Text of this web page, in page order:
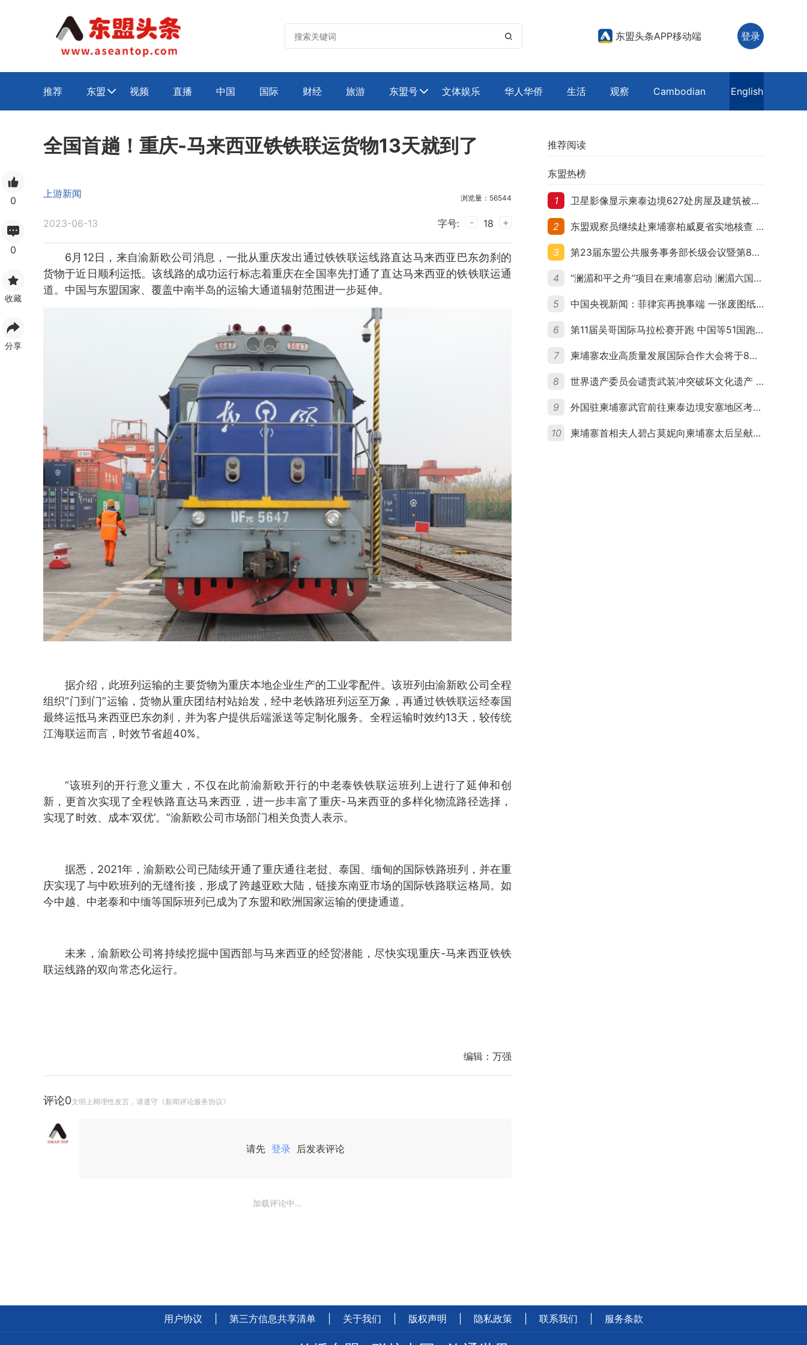
 东盟头条APP移动端 登录
推荐 东盟  视频 直播 中国 国际 财经 旅游 东盟号 文体娱乐 华人华侨 生活 观察 Cambodian English
0
0
收藏
分享
全国首趟！重庆-马来西亚铁铁联运货物13天就到了
上游新闻 浏览量：56544
2023-06-13 字号: - 18 +
6月12日，来自渝新欧公司消息，一批从重庆发出通过铁铁联运线路直达马来西亚巴东勿刹的
货物于近日顺利运抵。该线路的成功运行标志着重庆在全国率先打通了直达马来西亚的铁铁联运通
道。中国与东盟国家、覆盖中南半岛的运输大通道辐射范围进一步延伸。
据介绍，此班列运输的主要货物为重庆本地企业生产的工业零配件。该班列由渝新欧公司全程
组织“门到门”运输，货物从重庆团结村站始发，经中老铁路班列运至万象，再通过铁铁联运经泰国
最终运抵马来西亚巴东勿刹，并为客户提供后端派送等定制化服务。全程运输时效约13天，较传统
江海联运而言，时效节省超40%。
“该班列的开行意义重大，不仅在此前渝新欧开行的中老泰铁铁联运班列上进行了延伸和创
新，更首次实现了全程铁路直达马来西亚，进一步丰富了重庆-马来西亚的多样化物流路径选择，
实现了时效、成本‘双优’。”渝新欧公司市场部门相关负责人表示。
据悉，2021年，渝新欧公司已陆续开通了重庆通往老挝、泰国、缅甸的国际铁路班列，并在重
庆实现了与中欧班列的无缝衔接，形成了跨越亚欧大陆，链接东南亚市场的国际铁路联运格局。如
今中越、中老泰和中缅等国际班列已成为了东盟和欧洲国家运输的便捷通道。
未来，渝新欧公司将持续挖掘中国西部与马来西亚的经贸潜能，尽快实现重庆-马来西亚铁铁
联运线路的双向常态化运行。
编辑： 万强
评论0文明上网理性发言，请遵守《新闻评论服务协议》
请先 登录 后发表评论
加载评论中...
推荐阅读
东盟热榜
1 卫星影像显示柬泰边境627处房屋及建筑被夷平 人权组织呼吁保护平民财产
2 东盟观察员继续赴柬埔寨柏威夏省实地核查 走访遭袭柬埔寨平民村庄
3 第23届东盟公共服务事务部长级会议暨第8届东盟与中日韩公共服务事务部长级会议在柬埔寨暹粒开幕
4 “澜湄和平之舟”项目在柬埔寨启动 澜湄六国青年共话和平与发展
5 中国央视新闻：菲律宾再挑事端 一张废图纸划不走中国黄岩岛
6 第11届吴哥国际马拉松赛开跑 中国等51国跑者齐聚暹粒
7 柬埔寨农业高质量发展国际合作大会将于8月20日举行
8 世界遗产委员会谴责武装冲突破坏文化遗产 柬埔寨呼吁依法追责并加强国际合作
9 外国驻柬埔寨武官前往柬泰边境安塞地区考察 柬方介绍“危险握手”事件及边境情况
10 柬埔寨首相夫人碧占莫妮向柬埔寨太后呈献世界女童军“卓越领袖奖”
用户协议 第三方信息共享清单 关于我们 版权声明 隐私政策 联系我们 服务条款